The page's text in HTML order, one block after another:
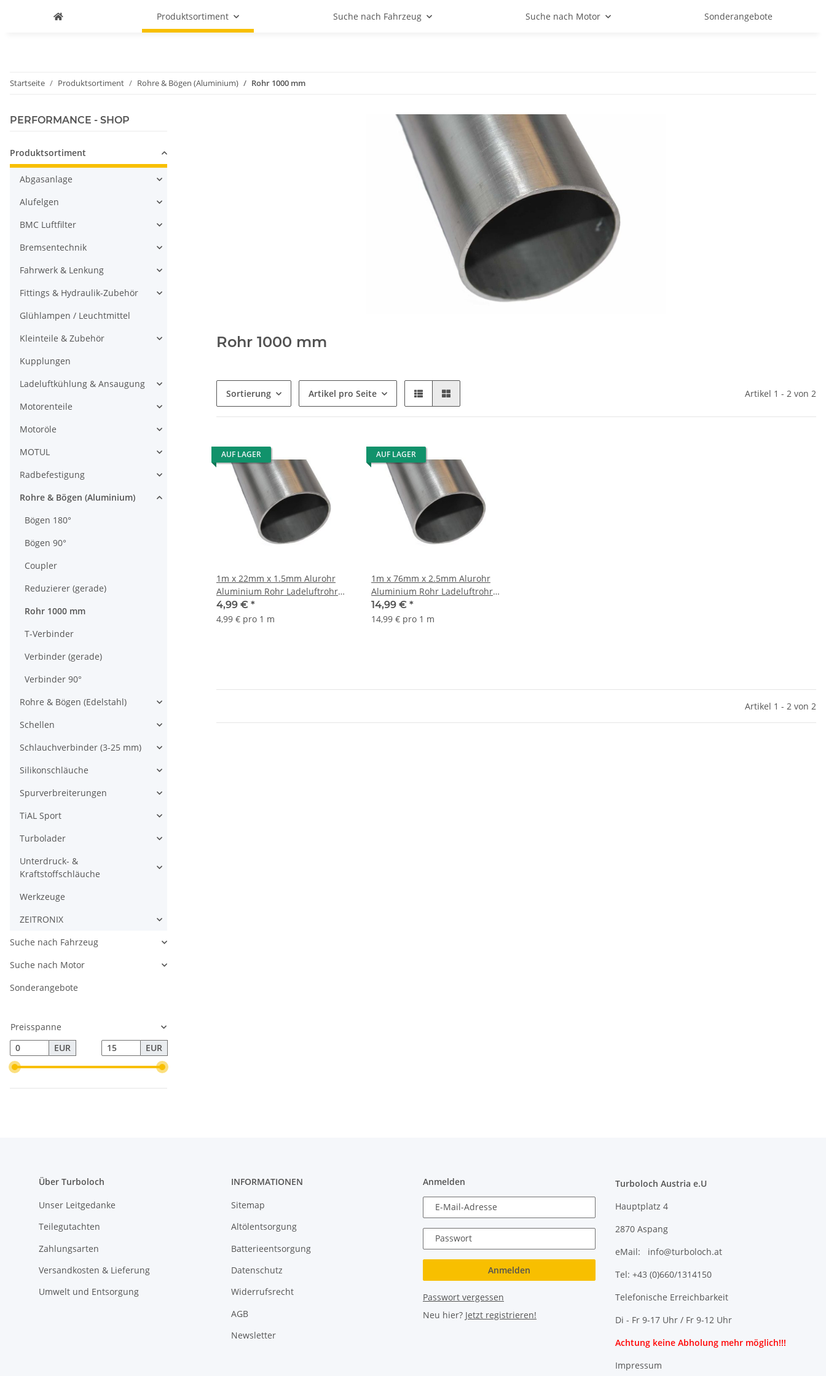
Produktsortiment Suche nach Fahrzeug Suche nach Motor Sonderangebote
Startseite Produktsortiment Rohre & Bögen (Aluminium) Rohr 1000 mm
Rohr 1000 mm
Sortierung Artikel pro Seite Artikel 1 - 2 von 2
AUF LAGER
1m x 22mm x 1.5mm Alurohr
Aluminium Rohr Ladeluftrohr
EN AW-6060
4,99 € *
4,99 € pro 1 m
AUF LAGER
1m x 76mm x 2.5mm Alurohr
Aluminium Rohr Ladeluftrohr
EN AW-6060
14,99 € *
14,99 € pro 1 m
Artikel 1 - 2 von 2
PERFORMANCE - SHOP
Produktsortiment
Abgasanlage
Alufelgen
BMC Luftfilter
Bremsentechnik
Fahrwerk & Lenkung
Fittings & Hydraulik-Zubehör
Glühlampen / Leuchtmittel
Kleinteile & Zubehör
Kupplungen
Ladeluftkühlung & Ansaugung
Motorenteile
Motoröle
MOTUL
Radbefestigung
Rohre & Bögen (Aluminium)
Bögen 180°
Bögen 90°
Coupler
Reduzierer (gerade)
Rohr 1000 mm
T-Verbinder
Verbinder (gerade)
Verbinder 90°
Rohre & Bögen (Edelstahl)
Schellen
Schlauchverbinder (3-25 mm)
Silikonschläuche
Spurverbreiterungen
TiAL Sport
Turbolader
Unterdruck- &
Kraftstoffschläuche
Werkzeuge
ZEITRONIX
Suche nach Fahrzeug
Suche nach Motor
Sonderangebote
Preisspanne
EUR
EUR
Über Turboloch
Unser Leitgedanke
Teilegutachten
Zahlungsarten
Versandkosten & Lieferung
Umwelt und Entsorgung
INFORMATIONEN
Sitemap
Altölentsorgung
Batterieentsorgung
Datenschutz
Widerrufsrecht
AGB
Newsletter
Anmelden
E-Mail-Adresse
Passwort
Anmelden
Passwort vergessen
Neu hier? Jetzt registrieren!
Turboloch Austria e.U
Hauptplatz 4
2870 Aspang
eMail: info@turboloch.at
Tel: +43 (0)660/1314150
Telefonische Erreichbarkeit
Di - Fr 9-17 Uhr / Fr 9-12 Uhr
Achtung keine Abholung mehr möglich!!!
Impressum